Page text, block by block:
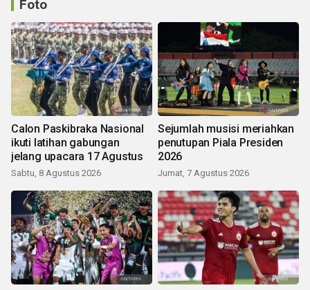
Foto
Calon Paskibraka Nasional
ikuti latihan gabungan
jelang upacara 17 Agustus
Sabtu, 8 Agustus 2026
Sejumlah musisi meriahkan
penutupan Piala Presiden
2026
Jumat, 7 Agustus 2026